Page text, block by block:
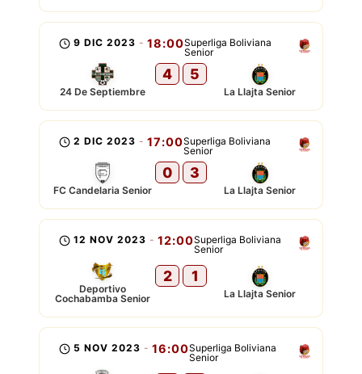
Superliga Boliviana
Senior
9 DIC 2023 - 18:00
24 De Septiembre
4 5
La Llajta Senior
Superliga Boliviana
Senior
2 DIC 2023 - 17:00
FC Candelaria Senior
0 3
La Llajta Senior
Superliga Boliviana
Senior
12 NOV 2023 - 12:00
Deportivo
Cochabamba Senior
2 1
La Llajta Senior
Superliga Boliviana
Senior
5 NOV 2023 - 16:00